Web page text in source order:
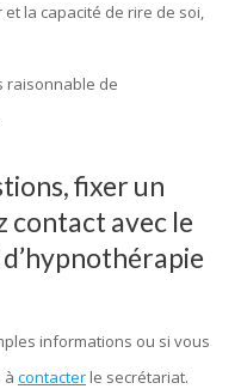
et la capacité de rire de soi,
raisonnable de
fixer un
contact avec le
informations ou si vous
à contacter le secrétariat.